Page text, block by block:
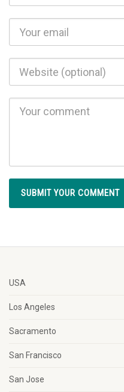
USA
Los Angeles
Sacramento
San Francisco
San Jose